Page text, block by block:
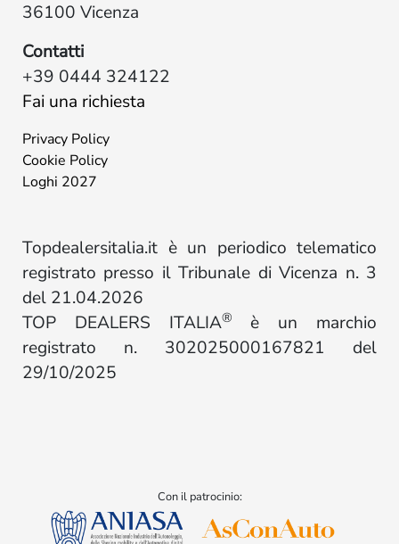
36100 Vicenza
Contatti
+39 0444 324122
Fai una richiesta
Privacy Policy
Cookie Policy
Loghi 2027
Topdealersitalia.it è un periodico telematico
registrato presso il Tribunale di Vicenza n. 3
del 21.04.2026
TOP DEALERS ITALIA®
è un marchio
registrato n. 302025000167821 del
29/10/2025
Con il patrocinio: